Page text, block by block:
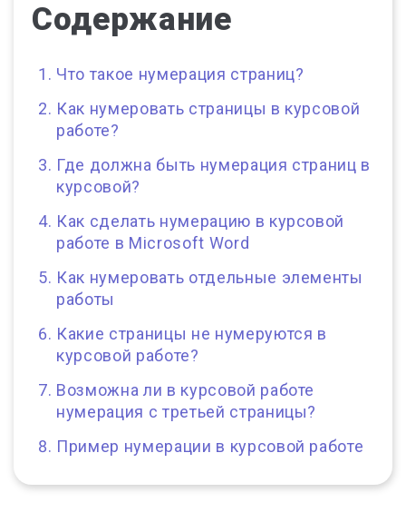
Содержание
Что такое нумерация страниц?
Как нумеровать страницы в курсовой
работе?
Где должна быть нумерация страниц в
курсовой?
Как сделать нумерацию в курсовой
работе в Microsoft Word
Как нумеровать отдельные элементы
работы
Какие страницы не нумеруются в
курсовой работе?
Возможна ли в курсовой работе
нумерация с третьей страницы?
Пример нумерации в курсовой работе